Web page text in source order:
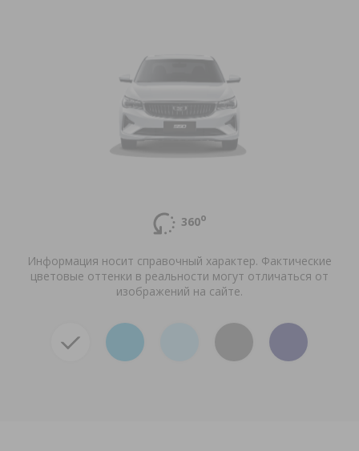
360о
Информация носит справочный характер. Фактические
цветовые оттенки в реальности могут отличаться от
изображений на сайте.